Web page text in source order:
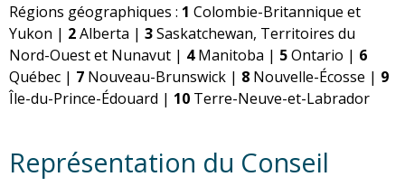
Régions géographiques : 1 Colombie-Britannique et
Yukon | 2Alberta | 3Saskatchewan, Territoires du
Nord-Ouest et Nunavut | 4Manitoba | 5Ontario | 6
Québec | 7 Nouveau-Brunswick | 8 Nouvelle-Écosse | 9
Île-du-Prince-Édouard | 10 Terre-Neuve-et-Labrador
Représentation du Conseil